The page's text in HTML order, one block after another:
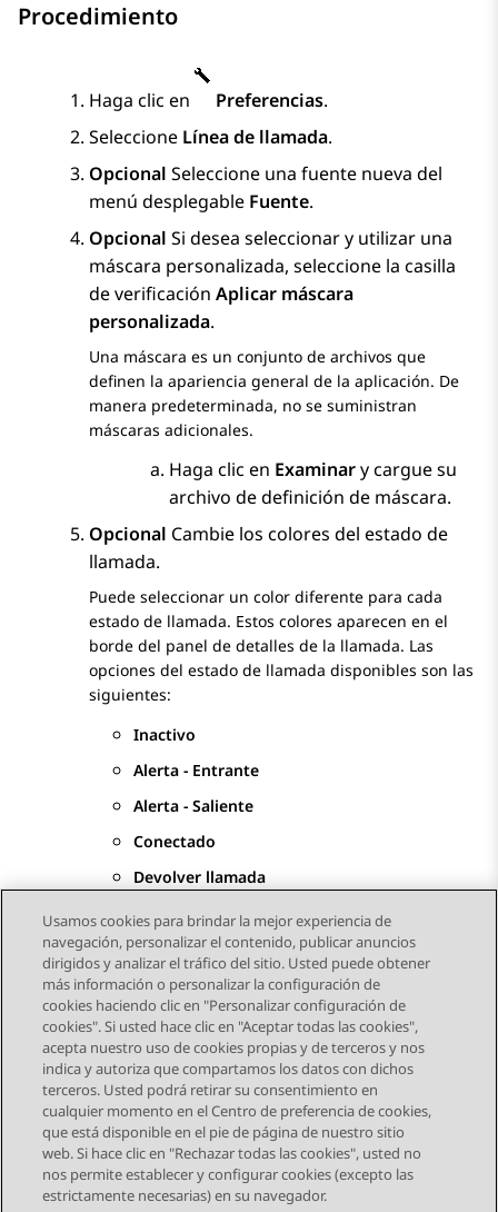
Procedimiento
Haga clic en Preferencias.
Seleccione Línea de llamada.
Opcional Seleccione una fuente nueva del
menú desplegable Fuente.
Opcional Si desea seleccionar y utilizar una
máscara personalizada, seleccione la casilla
de verificación Aplicar máscara
personalizada.
Una máscara es un conjunto de archivos que
definen la apariencia general de la aplicación. De
manera predeterminada, no se suministran
máscaras adicionales.
Haga clic en Examinary cargue su
archivo de definición de máscara.
Opcional Cambie los colores del estado de
llamada.
Puede seleccionar un color diferente para cada
estado de llamada. Estos colores aparecen en el
borde del panel de detalles de la llamada. Las
opciones del estado de llamada disponibles son las
siguientes:
Inactivo
Alerta - Entrante
Alerta - Saliente
Conectado
Devolver llamada
Send Feedback
Navegación de tema
Tema anterior Tema siguiente
STAY CONNECTED
Usamos cookies para brindar la mejor experiencia de
navegación, personalizar el contenido, publicar anuncios
dirigidos y analizar el tráfico del sitio. Usted puede obtener
más información o personalizar la configuración de
cookies haciendo clic en "Personalizar configuración de
cookies". Si usted hace clic en "Aceptar todas las cookies",
acepta nuestro uso de cookies propias y de terceros y nos
indica y autoriza que compartamos los datos con dichos
terceros. Usted podrá retirar su consentimiento en
cualquier momento en el Centro de preferencia de cookies,
que está disponible en el pie de página de nuestro sitio
web. Si hace clic en "Rechazar todas las cookies", usted no
nos permite establecer y configurar cookies (excepto las
estrictamente necesarias) en su navegador.